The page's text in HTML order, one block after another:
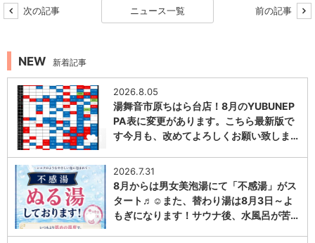
次の記事 ニュース一覧 前の記事
NEW 新着記事
1
2026.8.05
湯舞音市原ちはら台店！8月のYUBUNEP
PA表に変更があります。こちら最新版で
す今月も、改めてよろしくお願い致しま…
1
2026.7.31
8月からは男女美泡湯にて「不感湯」がス
タート♬☺また、替わり湯は8月3日～よ
もぎになります！サウナ後、水風呂が苦…